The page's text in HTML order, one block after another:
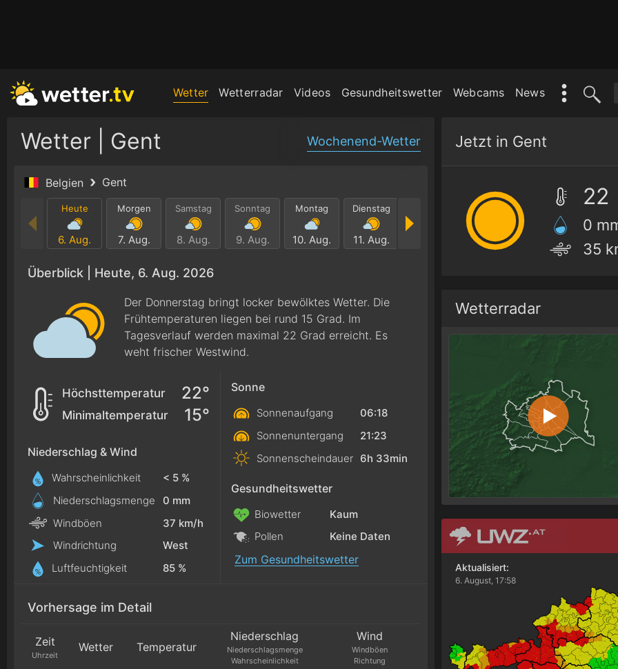
Wetter Wetterradar Videos Gesundheitswetter Webcams News
Wetter | Gent Wochenend-Wetter
Belgien Gent
Heute
6. Aug.
Morgen
7. Aug.
Samstag
8. Aug.
Sonntag
9. Aug.
Montag
10. Aug.
Dienstag
11. Aug.
Donnerstag
13. Aug.
Freitag
14. Aug.
Überblick | Heute, 6. Aug. 2026
Der Donnerstag bringt locker bewölktes Wetter. Die
Frühtemperaturen liegen bei rund 15 Grad. Im
Tagesverlauf werden maximal 22 Grad erreicht. Es
weht frischer Westwind.
Höchsttemperatur 22°
Minimaltemperatur 15°
Niederschlag & Wind
Wahrscheinlichkeit
< 5 %
Niederschlagsmenge
0 mm
Windböen
37 km/h
Windrichtung
West
Luftfeuchtigkeit
85 %
Sonne
Sonnenaufgang
06:18
Sonnenuntergang
21:23
Sonnenscheindauer 6h 33min
Gesundheitswetter
Biowetter
Kaum
Pollen
Keine Daten
Zum Gesundheitswetter
Vorhersage im Detail
Zeit
Uhrzeit
Wetter Temperatur
Niederschlag
Niederschlagsmenge
Wahrscheinlichkeit
Wind
Windböen
Richtung
Jetzt in Gent
22
0
35
Wetterradar
Aktualisiert:
6. August, 17:58